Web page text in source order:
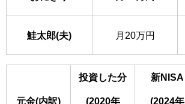
鮭太郎(夫) 月20万円
元金(内訳)
投資した分
(2020年
新NISA
(2024年